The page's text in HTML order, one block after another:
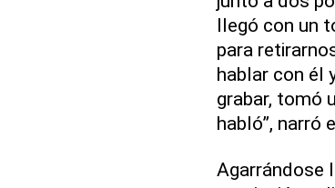
llegó con un
para
hablar con él
grabar, tomó
habló”, narró
Agarrándose